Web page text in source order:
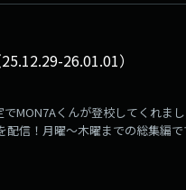
26.01.01）
MON7Aくんが登校してくれま
配信！月曜〜木曜までの総集編
7答」、火曜は「音楽遍歴」、
るまでの経緯や気持ち。さらに